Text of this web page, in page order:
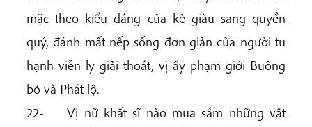
mặc theo kiểu dáng của kẻ giàu sang quyền
quý, đánh mất nếp sống đơn giản của người tu
hạnh viễn ly giải thoát, vị ấy phạm giới Buông
bỏ và Phát lộ.
22- Vị nữ khất sĩ nào mua sắm những vật